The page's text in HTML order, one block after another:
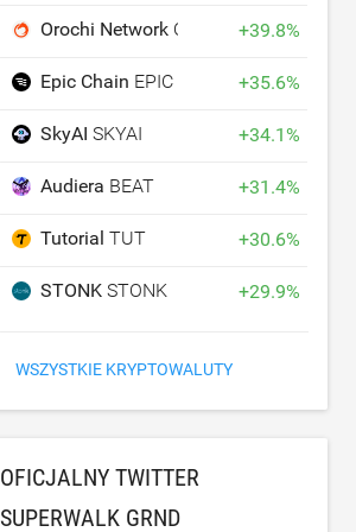
Orochi Network ON +39.8%
Epic Chain EPIC +35.6%
SkyAISKYAI +34.1%
Audiera BEAT +31.4%
TutorialTUT +30.6%
STONKSTONK +29.9%
WSZYSTKIE KRYPTOWALUTY
OFICJALNY TWITTER
SUPERWALK GRND